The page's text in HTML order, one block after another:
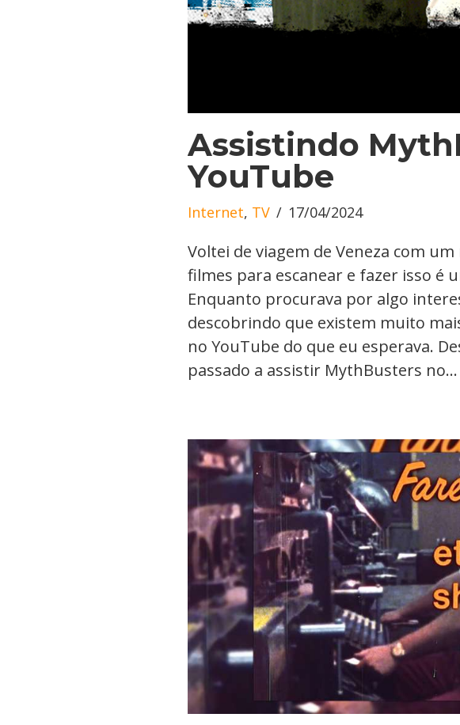
Assistindo
YouTube
Internet, TV 17/04/2024
Voltei de viagem de Veneza com
filmes para escanear e fazer isso é
Enquanto procurava por algo
descobrindo que existem muito
no YouTube do que eu esperava.
passado a assistir MythBusters no…